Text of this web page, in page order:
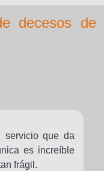
decesos de
servicio que da
es increíble
frágil.